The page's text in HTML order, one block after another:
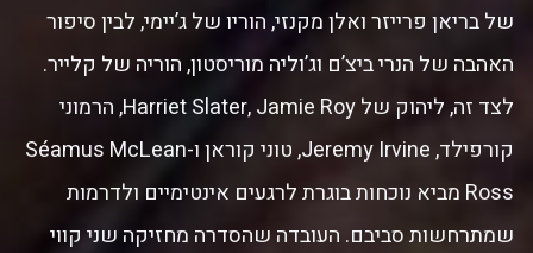
של בריאן פרייזר ואלן מקנזי, הוריו של ג’יימי, לבין סיפור
האהבה של הנרי ביצ’ם וג’וליה מוריסטון, הוריה של קלייר.
לצד זה, ליהוק של Harriet Slater, Jamie Roy, הרמוני
קורפילד, Jeremy Irvine, טוני קוראן ו-Séamus McLean
Ross מביא נוכחות בוגרת לרגעים אינטימיים ולדרמות
שמתרחשות סביבם. העובדה שהסדרה מחזיקה שני קווי